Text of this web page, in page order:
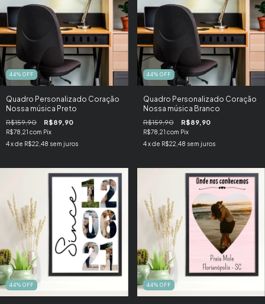
44% OFF
Quadro Personalizado Coração
Nossa música Preto
R$159,90 R$89,90
R$78,21 com Pix
4x de R$22,48 sem juros
44% OFF
Quadro Personalizado Coração
Nossa música Branco
R$159,90 R$89,90
R$78,21 com Pix
4 x de R$22,48 sem juros
44% OFF 44% OFF